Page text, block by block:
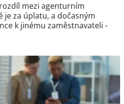
mezi agenturním
je za úplatu, a dočasným
k jinému zaměstnavateli -